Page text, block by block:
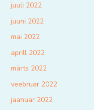
juuli 2022
juuni 2022
mai 2022
aprill 2022
märts 2022
veebruar 2022
jaanuar 2022